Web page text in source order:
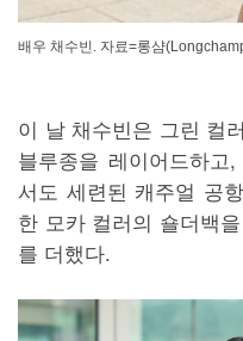
배우 채수빈. 자료=롱샴
이 날 채수빈은 그린 컬
블루종을 레이어드하
서도 세련된 캐주얼 공
한 모카 컬러의 숄더백
를 더했다.